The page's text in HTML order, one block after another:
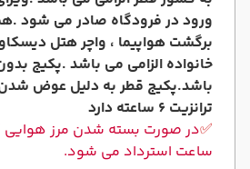
ورود در فرودگاه صادر می شود .
برگشت هواپیما ، واچر هتل
خانواده الزامی می باشد .پکیج
باشد.پکیج قطر به دلیل عوض شدن
ترانزیت 6 ساعته دارد
✅
ساعت استرداد می شود.